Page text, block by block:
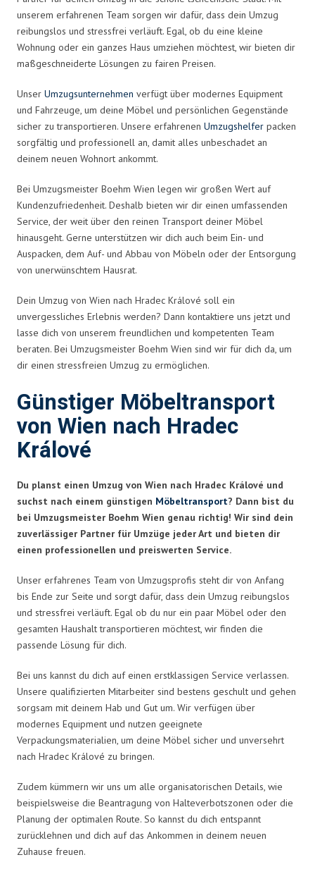
unserem erfahrenen Team sorgen wir dafür, dass dein Umzug
reibungslos und stressfrei verläuft. Egal, ob du eine kleine
Wohnung oder ein ganzes Haus umziehen möchtest, wir bieten dir
maßgeschneiderte Lösungen zu fairen Preisen.
Unser Umzugsunternehmen verfügt über modernes Equipment
und Fahrzeuge, um deine Möbel und persönlichen Gegenstände
sicher zu transportieren. Unsere erfahrenen Umzugshelfer packen
sorgfältig und professionell an, damit alles unbeschadet an
deinem neuen Wohnort ankommt.
Bei Umzugsmeister Boehm Wien legen wir großen Wert auf
Kundenzufriedenheit. Deshalb bieten wir dir einen umfassenden
Service, der weit über den reinen Transport deiner Möbel
hinausgeht. Gerne unterstützen wir dich auch beim Ein- und
Auspacken, dem Auf- und Abbau von Möbeln oder der Entsorgung
von unerwünschtem Hausrat.
Dein Umzug von Wien nach Hradec Králové soll ein
unvergessliches Erlebnis werden? Dann kontaktiere uns jetzt und
lasse dich von unserem freundlichen und kompetenten Team
beraten. Bei Umzugsmeister Boehm Wien sind wir für dich da, um
dir einen stressfreien Umzug zu ermöglichen.
Günstiger Möbeltransport
von Wien nach Hradec
Králové
Du planst einen Umzug von Wien nach Hradec Králové und
suchst nach einem günstigen Möbeltransport? Dann bist du
bei Umzugsmeister Boehm Wien genau richtig! Wir sind dein
zuverlässiger Partner für Umzüge jeder Art und bieten dir
einen professionellen und preiswerten Service.
Unser erfahrenes Team von Umzugsprofis steht dir von Anfang
bis Ende zur Seite und sorgt dafür, dass dein Umzug reibungslos
und stressfrei verläuft. Egal ob du nur ein paar Möbel oder den
gesamten Haushalt transportieren möchtest, wir finden die
passende Lösung für dich.
Bei uns kannst du dich auf einen erstklassigen Service verlassen.
Unsere qualifizierten Mitarbeiter sind bestens geschult und gehen
sorgsam mit deinem Hab und Gut um. Wir verfügen über
modernes Equipment und nutzen geeignete
Verpackungsmaterialien, um deine Möbel sicher und unversehrt
nach Hradec Králové zu bringen.
Zudem kümmern wir uns um alle organisatorischen Details, wie
beispielsweise die Beantragung von Halteverbotszonen oder die
Planung der optimalen Route. So kannst du dich entspannt
zurücklehnen und dich auf das Ankommen in deinem neuen
Zuhause freuen.